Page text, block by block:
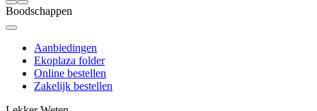
Boodschappen
Aanbiedingen
Ekoplaza folder
Online bestellen
Zakelijk bestellen